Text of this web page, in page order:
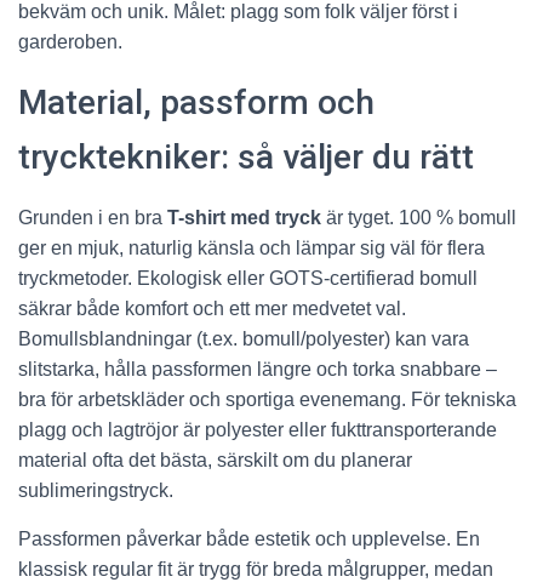
bekväm och unik. Målet: plagg som folk väljer först i
garderoben.
Material, passform och
trycktekniker: så väljer du rätt
Grunden i en bra T-shirt med tryck är tyget. 100 % bomull
ger en mjuk, naturlig känsla och lämpar sig väl för flera
tryckmetoder. Ekologisk eller GOTS-certifierad bomull
säkrar både komfort och ett mer medvetet val.
Bomullsblandningar (t.ex. bomull/polyester) kan vara
slitstarka, hålla passformen längre och torka snabbare –
bra för arbetskläder och sportiga evenemang. För tekniska
plagg och lagtröjor är polyester eller fukttransporterande
material ofta det bästa, särskilt om du planerar
sublimeringstryck.
Passformen påverkar både estetik och upplevelse. En
klassisk regular fit är trygg för breda målgrupper, medan